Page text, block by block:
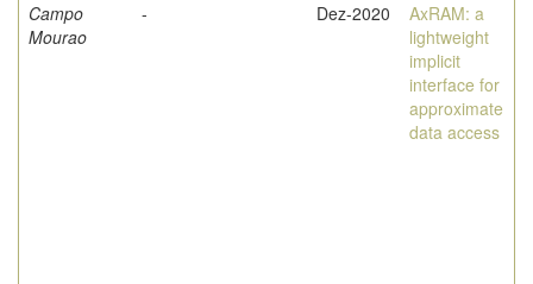
Campo
Mourao
- Dez-2020
AxRAM: a
lightweight
implicit
interface for
approximate
data access